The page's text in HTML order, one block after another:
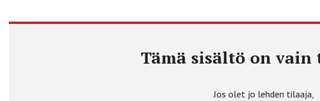
Tämä sisältö on
Jos olet jo lehden tilaaja,